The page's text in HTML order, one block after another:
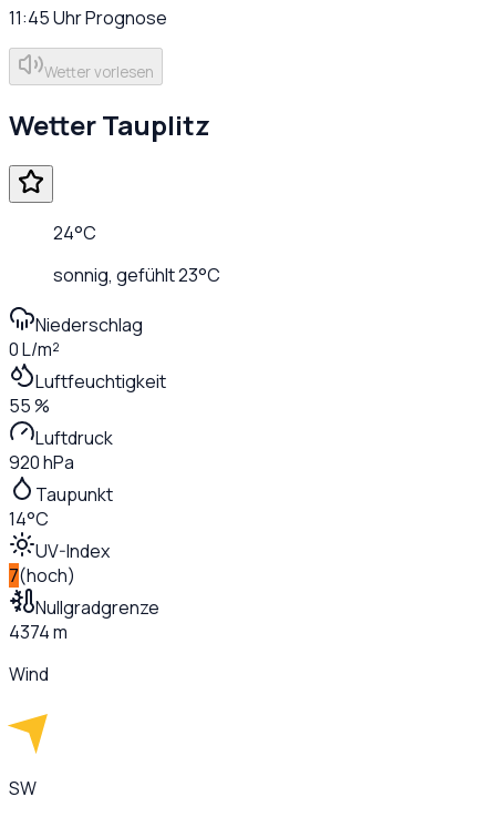
11:45UhrPrognose
Wetter vorlesen
WetterTauplitz
24°C
sonnig, gefühlt23°C
Niederschlag
0 L/m²
Luftfeuchtigkeit
55 %
Luftdruck
920 hPa
Taupunkt
14°C
UV-Index
7(hoch)
Nullgradgrenze
4374 m
Wind
SW